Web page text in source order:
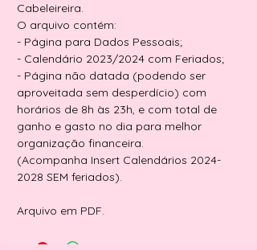
Cabeleireira.
O arquivo contém:
- Página para Dados Pessoais;
- Calendário 2023/2024 com Feriados;
- Página não datada (podendo ser
aproveitada sem desperdício) com
horários de 8h às 23h, e com total de
ganho e gasto no dia para melhor
organização financeira.
(Acompanha Insert Calendários 2024-
2028 SEM feriados).
Arquivo em PDF.